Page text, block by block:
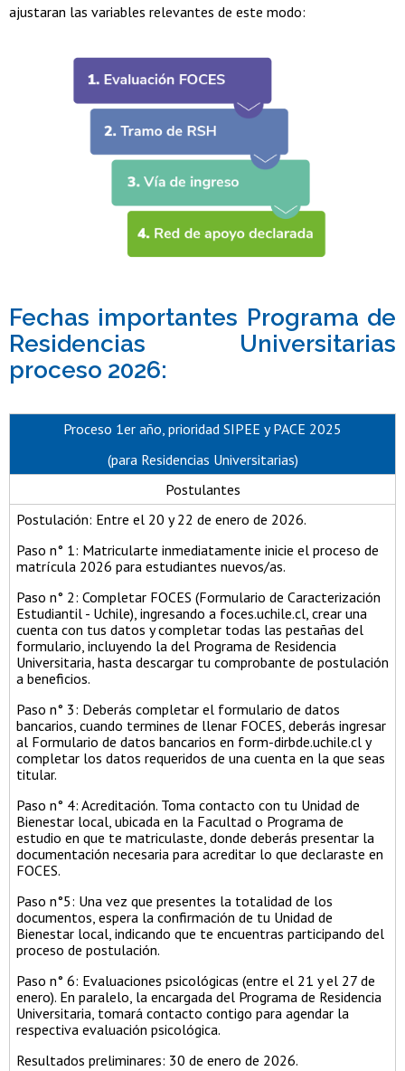
ajustaran las variables relevantes de este modo:
Fechas importantes Programa de
Residencias Universitarias
proceso 2026:
Proceso 1er año, prioridad SIPEE y PACE 2025
(para Residencias Universitarias)
Postulantes
Postulación: Entre el 20 y 22 de enero de 2026.
Paso n° 1: Matricularte inmediatamente inicie el proceso de
matrícula 2026 para estudiantes nuevos/as.
Paso n° 2: Completar FOCES (Formulario de Caracterización
Estudiantil - Uchile), ingresando a foces.uchile.cl, crear una
cuenta con tus datos y completar todas las pestañas del
formulario, incluyendo la del Programa de Residencia
Universitaria, hasta descargar tu comprobante de postulación
a beneficios.
Paso n° 3: Deberás completar el formulario de datos
bancarios, cuando termines de llenar FOCES, deberás ingresar
al Formulario de datos bancarios en form-dirbde.uchile.cl y
completar los datos requeridos de una cuenta en la que seas
titular.
Paso n° 4: Acreditación. Toma contacto con tu Unidad de
Bienestar local, ubicada en la Facultad o Programa de
estudio en que te matriculaste, donde deberás presentar la
documentación necesaria para acreditar lo que declaraste en
FOCES.
Paso n°5: Una vez que presentes la totalidad de los
documentos, espera la confirmación de tu Unidad de
Bienestar local, indicando que te encuentras participando del
proceso de postulación.
Paso n° 6: Evaluaciones psicológicas (entre el 21 y el 27 de
enero). En paralelo, la encargada del Programa de Residencia
Universitaria, tomará contacto contigo para agendar la
respectiva evaluación psicológica.
Resultados preliminares: 30 de enero de 2026.